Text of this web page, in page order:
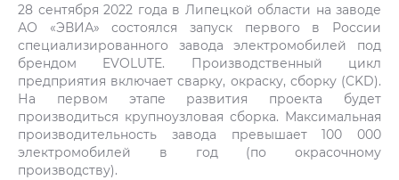
28 сентября 2022 года в Липецкой области на заводе
АО «ЭВИА» состоялся запуск первого в России
специализированного завода электромобилей под
брендом EVOLUTE. Производственный цикл
предприятия включает сварку, окраску, сборку (CKD).
На первом этапе развития проекта будет
производиться крупноузловая сборка. Максимальная
производительность завода превышает 100 000
электромобилей в год (по окрасочному
производству).